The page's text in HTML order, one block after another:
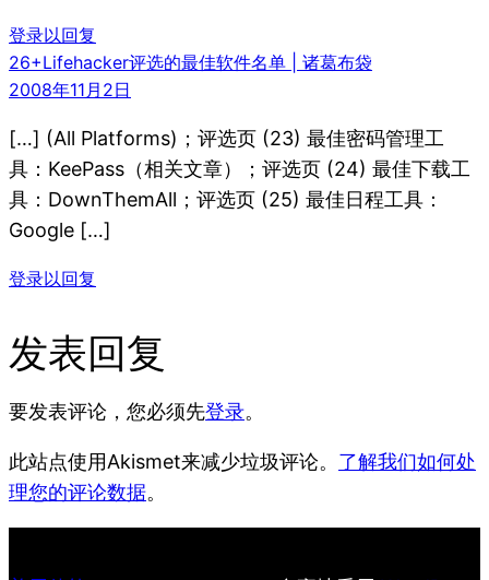
登录以回复
26+Lifehacker评选的最佳软件名单 | 诸葛布袋
2008年11月2日
[…] (All Platforms)；评选页 (23) 最佳密码管理工
具：KeePass（相关文章）；评选页 (24) 最佳下载工
具：DownThemAll；评选页 (25) 最佳日程工具：
Google […]
登录以回复
发表回复
要发表评论，您必须先登录。
此站点使用Akismet来减少垃圾评论。 了解我们如何处
理您的评论数据。